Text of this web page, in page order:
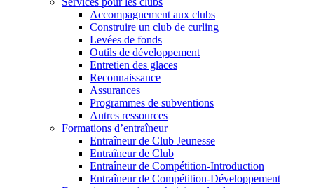
Accompagnement aux clubs
Construire un club de curling
Levées de fonds
Outils de développement
Entretien des glaces
Reconnaissance
Assurances
Programmes de subventions
Autres ressources
Formations d’entraîneur
Entraîneur de Club Jeunesse
Entraîneur de Club
Entraîneur de Compétition-Introduction
Entraîneur de Compétition-Développement